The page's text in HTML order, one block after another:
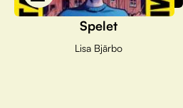
Spelet
Lisa Bjärbo